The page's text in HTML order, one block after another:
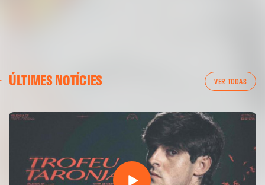
ÚLTIMES NOTÍCIES VER TODAS